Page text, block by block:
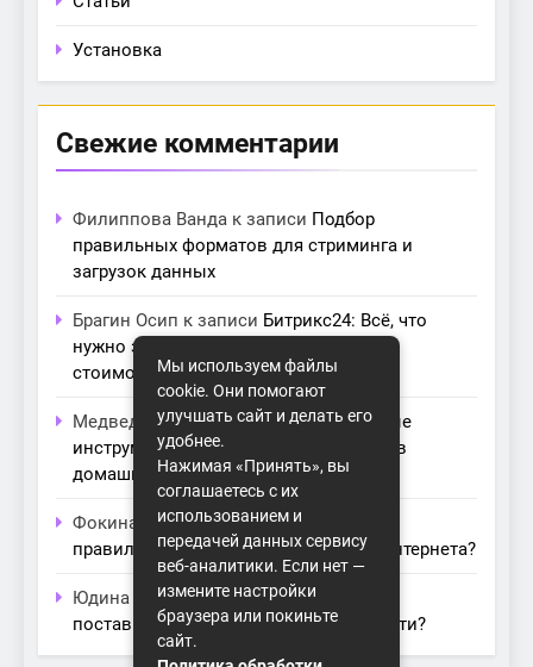
Установка
Свежие комментарии
Филиппова Ванда к записи Подбор
правильных форматов для стриминга и
загрузок данных
Брагин Осип к записи Битрикс24: Всё, что
нужно знать о лицензиях, тарифах и
стоимости в компании Айтекс
Медведева Амалияк записиОсновные
инструменты для создания серверов в
домашних условиях
Фокина Невак записиКак выбрать
правильный модем для домашнего интернета?
Юдина Ивонак записиПроблемы с
поставщиками интернета: как их обойти?
Мы используем файлы
cookie. Они помогают
улучшать сайт и делать его
удобнее.
Нажимая «Принять», вы
соглашаетесь с их
использованием и
передачей данных сервису
веб-аналитики. Если нет —
измените настройки
браузера или покиньте
сайт.